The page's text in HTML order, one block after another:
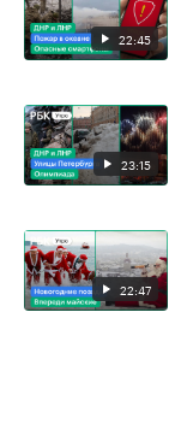
22:45
23:15
22:47